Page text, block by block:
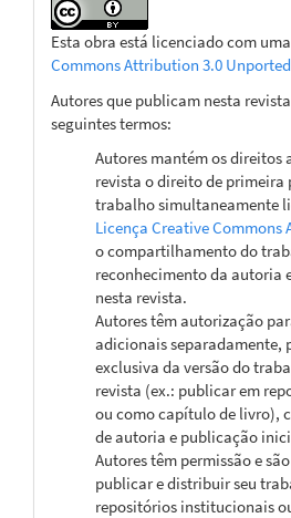
Esta obra está licenciado com
Commons Attribution 3.0
Autores que publicam nesta
seguintes termos:
Autores mantém os direitos
revista o direito de
trabalho simultaneamente
Licença Creative Commons
o compartilhamento do
reconhecimento da autoria
nesta revista.
Autores têm autorização
adicionais separadamente,
exclusiva da versão do
revista (ex.: publicar em
ou como capítulo de livro),
de autoria e publicação
Autores têm permissão e
publicar e distribuir seu
repositórios institucionais